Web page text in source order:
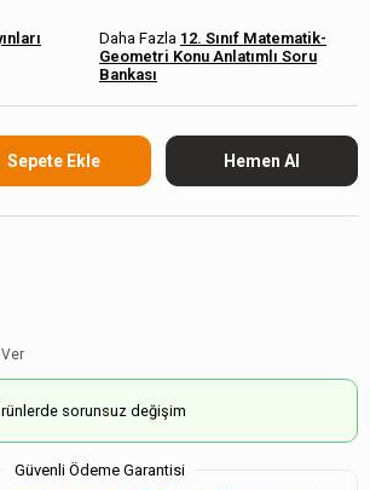
12. Sınıf Matematik-
Geometri Konu Anlatımlı Soru
Bankası
sorunsuz değişim
Güvenli Ödeme Garantisi